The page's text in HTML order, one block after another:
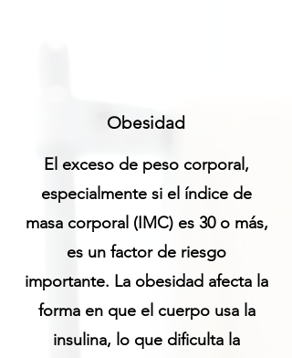
Obesidad
El exceso de peso corporal,
especialmente si el índice de
masa corporal (IMC) es 30 o más,
es un factor de riesgo
importante. La obesidad afecta la
forma en que el cuerpo usa la
insulina, lo que dificulta la